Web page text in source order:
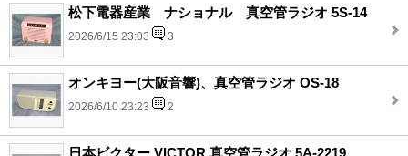
松下電器産業 ナショナル 真空管ラジオ 5S-14
2026/6/15 23:03 3
オンキヨー(大阪音響)、真空管ラジオ OS-18
2026/6/10 23:23 2
日本ビクター VICTOR 真空管ラジオ 5A-2219